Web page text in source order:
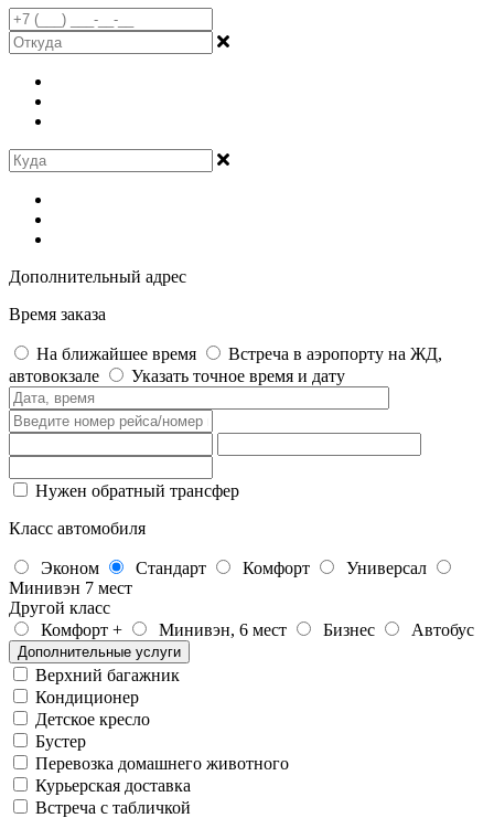
Дополнительный адрес
Время заказа
На ближайшее время
Встреча в аэропорту на ЖД,
автовокзале
Указать точное время и дату
Нужен обратный трансфер
Класс автомобиля
Эконом Стандарт Комфорт
Универсал
Минивэн 7 мест
Другой класс
Комфорт +
Минивэн, 6 мест Бизнес Автобус
Дополнительные услуги
Верхний багажник
Кондиционер
Детское кресло
Бустер
Перевозка домашнего животного
Курьерская доставка
Встреча с табличкой